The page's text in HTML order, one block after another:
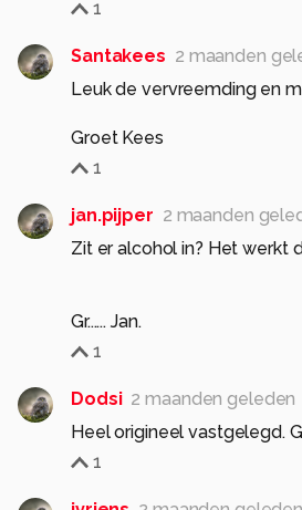
1
Santakees 2 maanden
Leuk de vervreemding en
Groet Kees
1
jan.pijper 2 maanden
Zit er alcohol in? Het werkt
Gr...... Jan.
1
Dodsi 2 maanden geleden
Heel origineel vastgelegd.
1